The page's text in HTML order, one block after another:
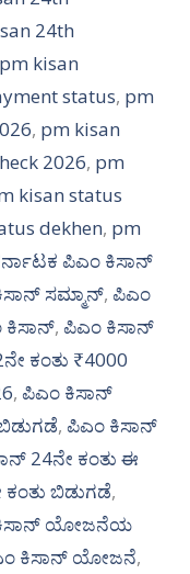
24th
pm kisan
status, pm
, pm kisan
2026, pm
kisan status
dekhen, pm
ಪಿಎಂ ಕಿಸಾನ್
ಸಮ್ಮಾನ್, ಪಿಎಂ
ಕಿಸಾನ್, ಪಿಎಂ ಕಿಸಾನ್
ಕಂತು ₹4000
, ಪಿಎಂ ಕಿಸಾನ್
, ಪಿಎಂ ಕಿಸಾನ್
24ನೇ ಕಂತು ಈ
ಬಿಡುಗಡೆ,
ಯೋಜನೆಯ
ಕಿಸಾನ್ ಯೋಜನೆ,